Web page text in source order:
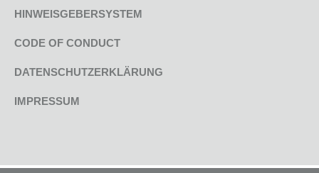
HINWEISGEBERSYSTEM
CODE OF CONDUCT
DATENSCHUTZERKLÄRUNG
IMPRESSUM